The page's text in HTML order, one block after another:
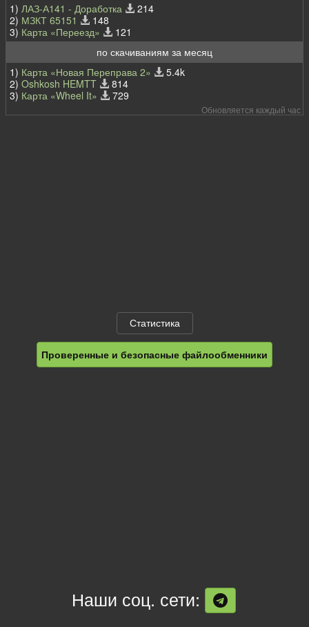
1) ЛАЗ-А141 - Доработка
214
2) МЗКТ 65151
148
3) Карта «Переезд»
121
по скачиваниям за месяц
1) Карта «Новая Переправа 2»
5.4k
2) Oshkosh HEMTT
814
3) Карта «Wheel It» 729
Обновляется каждый час
Статистика
Проверенные и безопасные файлообменники
Наши соц. сети: